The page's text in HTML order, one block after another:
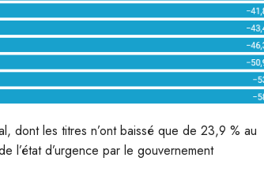
dont les titres n’ont baissé que de 23,9 % au
l’état d’urgence par le gouvernement